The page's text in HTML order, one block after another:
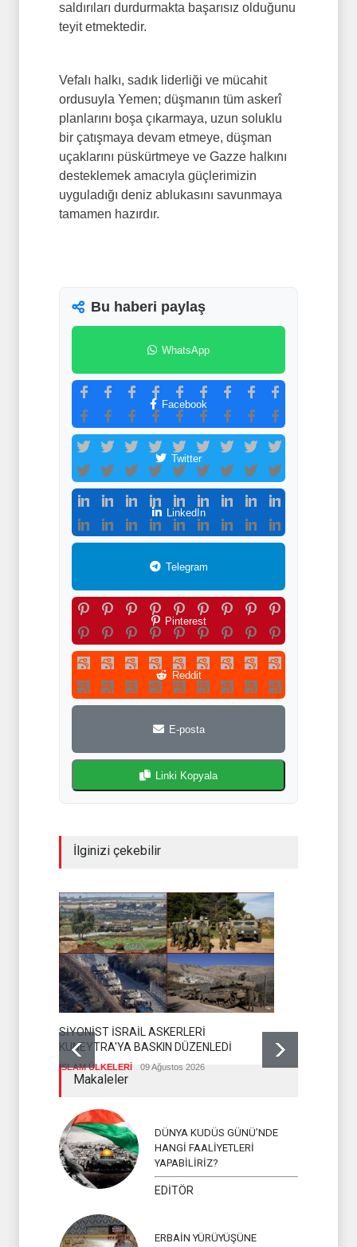
saldırıları durdurmakta başarısız olduğunu
teyit etmektedir.
Vefalı halkı, sadık liderliği ve mücahit
ordusuyla Yemen; düşmanın tüm askerî
planlarını boşa çıkarmaya, uzun soluklu
bir çatışmaya devam etmeye, düşman
uçaklarını püskürtmeye ve Gazze halkını
desteklemek amacıyla güçlerimizin
uyguladığı deniz ablukasını savunmaya
tamamen hazırdır.
Bu haberi paylaş
WhatsApp
Facebook
Twitter
LinkedIn
Telegram
Pinterest
Reddit
E-posta
Linki Kopyala
İlginizi çekebilir
SİYONİST İSRAİL ASKERLERİ
KUNEYTRA'YA BASKIN DÜZENLEDİ
İSLAM ÜLKELERİ 09 Ağustos 2026
Makaleler
DÜNYA KUDÜS GÜNÜ’NDE
HANGİ FAALİYETLERİ
YAPABİLİRİZ?
EDİTÖR
ERBAİN YÜRÜYÜŞÜNE